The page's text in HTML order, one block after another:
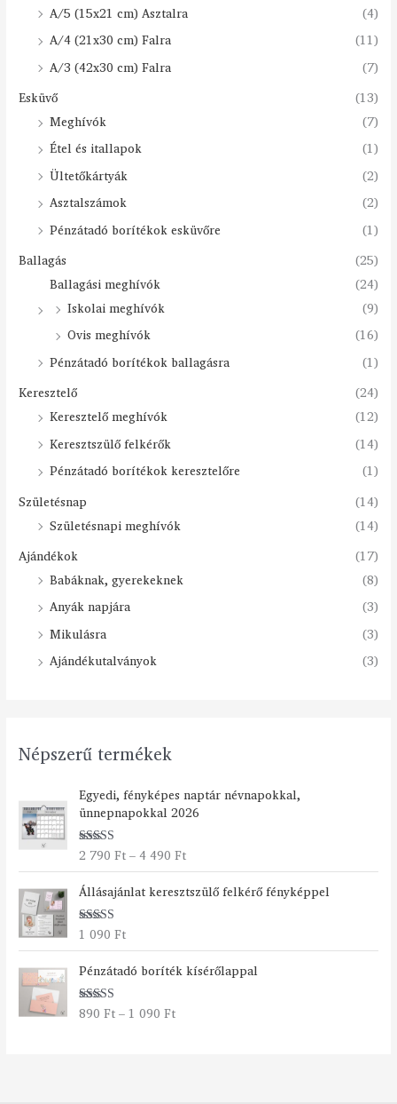
A/5 (15x21 cm) Asztalra
(4)
A/4 (21x30 cm) Falra
(11)
A/3 (42x30 cm) Falra
(7)
Esküvő
(13)
Meghívók
(7)
Étel és itallapok
(1)
Ültetőkártyák
(2)
Asztalszámok
(2)
Pénzátadó borítékok esküvőre
(1)
Ballagás
(25)
Ballagási meghívók
(24)
Iskolai meghívók
(9)
Ovis meghívók
(16)
Pénzátadó borítékok ballagásra
(1)
Keresztelő
(24)
Keresztelő meghívók
(12)
Keresztszülő felkérők
(14)
Pénzátadó borítékok keresztelőre
(1)
Születésnap
(14)
Születésnapi meghívók
(14)
Ajándékok
(17)
Babáknak, gyerekeknek
(8)
Anyák napjára
(3)
Mikulásra
(3)
Ajándékutalványok
(3)
Népszerű termékek
Egyedi, fényképes naptár névnapokkal,
ünnepnapokkal 2026
Értékelés:
2 790Ft – 4 490Ft
r
t
r
t
o
n
y
Állásajánlat keresztszülő felkérő fényképpel
Értékelés:
1 090Ft
Pénzátadó boríték kísérőlappal
Értékelés:
890Ft – 1 090Ft
Á
r
a